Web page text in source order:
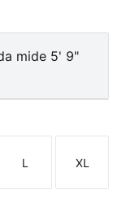
Créme De
mide 5' 9"
Talla
L
Talla
XL